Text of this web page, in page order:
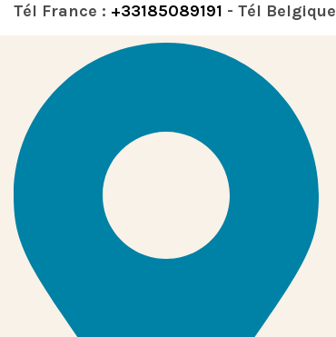
Tél France : +33185089191 - Tél Belgique